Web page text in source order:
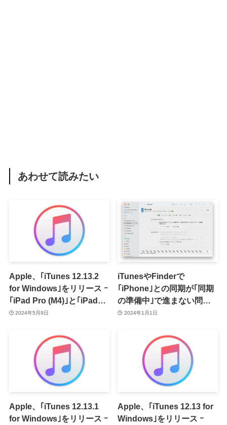
あわせて読みたい
Apple、｢iTunes 12.13.2
for Windows｣をリリース ｰ
｢iPad Pro (M4)｣と｢iPad
Air (M2)｣のサポートを追加
2024年5月9日
iTunesやFinderで
｢iPhone｣との同期が｢同期
の準備中｣で進まない問題
が発生中 ｰ 一時的な回避方
2024年1月1日
Apple、｢iTunes 12.13.1
for Windows｣をリリース ｰ
Apple、｢iTunes 12.13 for
Windows｣をリリース ｰ